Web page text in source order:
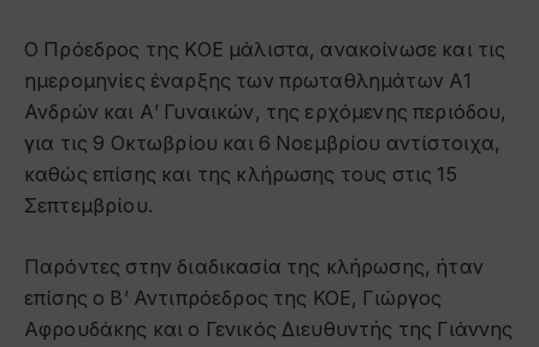
Ο Πρόεδρος της ΚΟΕ μάλιστα, ανακοίνωσε και τις
ημερομηνίες έναρξης των πρωταθλημάτων Α1
Ανδρών και Α’ Γυναικών, της ερχόμενης περιόδου,
για τις 9 Οκτωβρίου και 6 Νοεμβρίου αντίστοιχα,
καθώς επίσης και της κλήρωσης τους στις 15
Σεπτεμβρίου.
Παρόντες στην διαδικασία της κλήρωσης, ήταν
επίσης ο Β’ Αντιπρόεδρος της ΚΟΕ, Γιώργος
Αφρουδάκης και ο Γενικός Διευθυντής της Γιάννης